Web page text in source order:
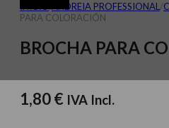
ANDREIA PROFESSIONAL /
PARA COLORACIÓN
BROCHA PARA
1,80€ IVA Incl.